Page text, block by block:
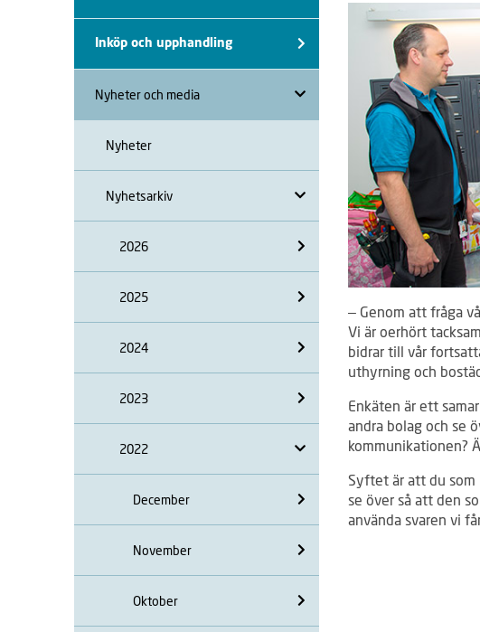
Inköp och upphandling
Nyheter och media
Nyheter
Nyhetsarkiv
2026
2025
2024
2023
2022
December
November
Oktober
– Genom att fråga
Vi är oerhört
bidrar till vår
uthyrning och
Enkäten är ett
andra bolag och se
kommunikationen?
Syftet är att du som
se över så att den
använda svaren vi